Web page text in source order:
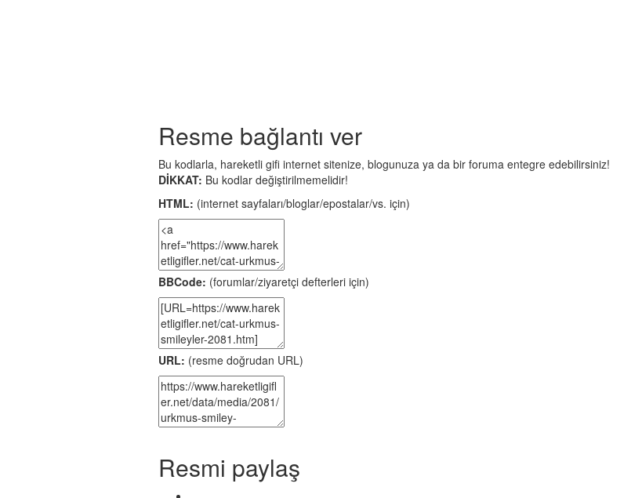
Resme bağlantı ver
Bu kodlarla, hareketli gifi internet sitenize, blogunuza ya da bir foruma entegre edebilirsiniz!
DİKKAT: Bu kodlar değiştirilmemelidir!
HTML: (internet sayfaları/bloglar/epostalar/vs. için)
BBCode: (forumlar/ziyaretçi defterleri için)
URL: (resme doğrudan URL)
Resmi paylaş